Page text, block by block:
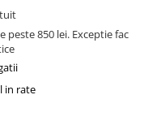
850 lei. Exceptie fac
in rate